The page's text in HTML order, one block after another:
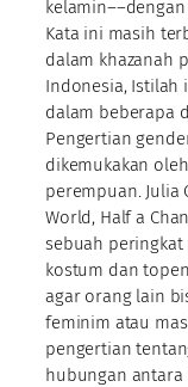
Kata ini masih
dalam khazanah
Indonesia, Istilah
dalam beberapa
Pengertian
dikemukakan
perempuan. Julia
World, Half a
sebuah
kostum dan
agar orang lain
feminim atau
pengertian
hubungan antara